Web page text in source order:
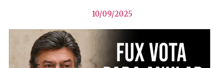
10/09/2025